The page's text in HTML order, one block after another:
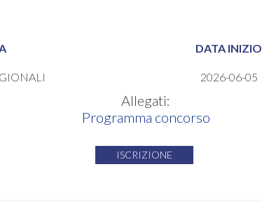
DATA INIZIO
2026-06-05
Allegati:
Programma concorso
ISCRIZIONE